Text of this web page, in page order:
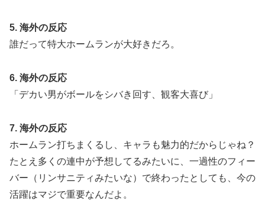
5. 海外の反応
誰だって特大ホームランが大好きだろ。
6. 海外の反応
「デカい男がボールをシバき回す、観客大喜び」
7. 海外の反応
ホームラン打ちまくるし、キャラも魅力的だからじゃね？
たとえ多くの連中が予想してるみたいに、一過性のフィー
バー（リンサニティみたいな）で終わったとしても、今の
活躍はマジで重要なんだよ。